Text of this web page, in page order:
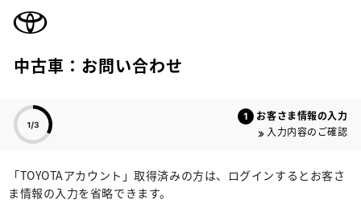
中古車：お問い合わせ
お客さま情報の入力
入力内容のご確認
「TOYOTAアカウント」取得済みの方は、ログインするとお客さ
ま情報の入力を省略できます。